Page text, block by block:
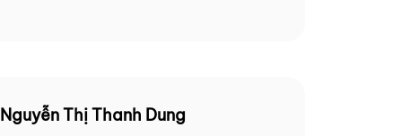
Nguyễn Thị Thanh Dung